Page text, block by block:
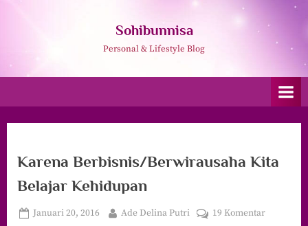
Sohibunnisa
Personal & Lifestyle Blog
Karena Berbisnis/Berwirausaha Kita
Belajar Kehidupan
Posted
Januari 20, 2016 By
Ade Delina Putri 19 Komentarpada